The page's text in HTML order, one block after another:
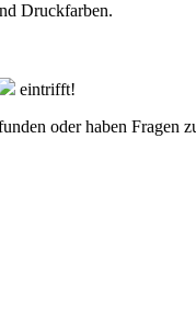
Druckfarben.
eintrifft!
oder haben Fragen